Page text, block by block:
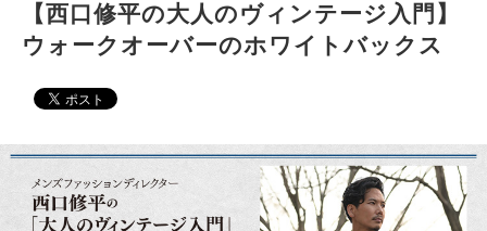
【西口修平の大人のヴィンテージ入門】
ウォークオーバーのホワイトバックス
CAR&BIKE
ABOUT SITE